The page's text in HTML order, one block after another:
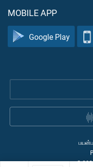
MOBILE APP
Google Play
©